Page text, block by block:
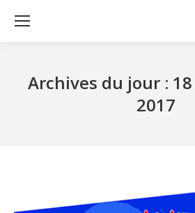
Archives du jour :
2017